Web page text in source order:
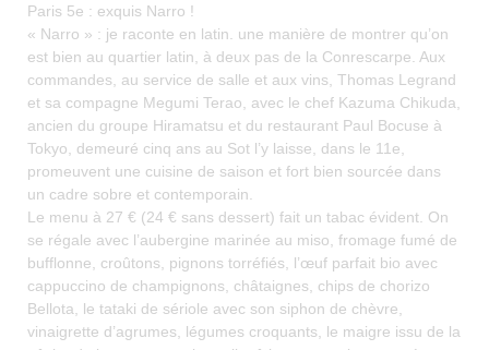
Paris 5e : exquis Narro !
« Narro » : je raconte en latin. une manière de montrer qu’on
est bien au quartier latin, à deux pas de la Conrescarpe. Aux
commandes, au service de salle et aux vins, Thomas Legrand
et sa compagne Megumi Terao, avec le chef Kazuma Chikuda,
ancien du groupe Hiramatsu et du restaurant Paul Bocuse à
Tokyo, demeuré cinq ans au Sot l’y laisse, dans le 11e,
promeuvent une cuisine de saison et fort bien sourcée dans
un cadre sobre et contemporain.
Le menu à 27 € (24 € sans dessert) fait un tabac évident. On
se régale avec l’aubergine marinée au miso, fromage fumé de
bufflonne, croûtons, pignons torréfiés, l’œuf parfait bio avec
cappuccino de champignons, châtaignes, chips de chorizo
Bellota, le tataki de sériole avec son siphon de chèvre,
vinaigrette d’agrumes, légumes croquants, le maigre issu de la